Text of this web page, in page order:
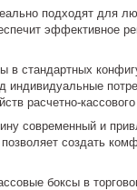
подходят для
эффективное
стандартных
индивидуальные
расчетно-кассового
современный и
создать
боксы в